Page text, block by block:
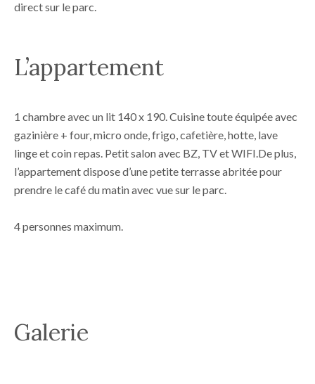
direct sur le parc.
L’appartement
1 chambre avec un lit 140 x 190. Cuisine toute équipée avec
gazinière + four, micro onde, frigo, cafetière, hotte, lave
linge et coin repas. Petit salon avec BZ, TV et WIFI.De plus,
l’appartement dispose d’une petite terrasse abritée pour
prendre le café du matin avec vue sur le parc.
4 personnes maximum.
Galerie